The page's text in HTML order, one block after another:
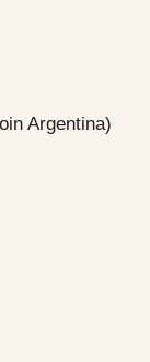
Argentina)